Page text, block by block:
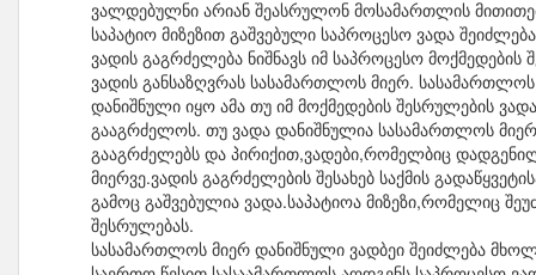
ვალდებულნი არიან შეასრულონ მოსამართლის
საპატიო მიზეზით გაშვებული საპროცესო ვადა
ვადის გაგრძელება ნიშნავს იმ საპროცესო
ვადის განსაზღვრას სასამართლოს მიერ.
დანიშნული იყო ამა თუ იმ მოქმედების შესრულების
გააგრძელოს. თუ ვადა დანიშნულია სასამართლოს
გააგრძელებს და პირიქით,ვადები,რომელბიც
მიერვე.ვადის გაგრძელების შესახებ საქმის
გამოც გაშვებულია ვადა.საპატიოა მიზეზი,რომელიც
შესრულებას.
სასამართლოს მიერ დანიშნული ვადბეი შეიძლება